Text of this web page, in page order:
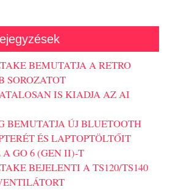
BEMUTATJA A RETRO
SOROZATOT
IS KIADJA AZ AI
BEMUTATJA ÚJ BLUETOOTH
ÉS LAPTOPTÖLTŐIT
A GO 6 (GEN II)-T
BEJELENTI A TS120/TS140